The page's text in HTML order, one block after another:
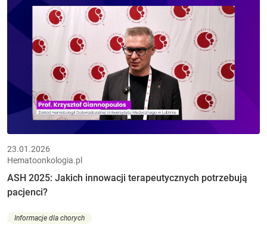
23.01.2026
Hematoonkologia.pl
ASH 2025: Jakich innowacji terapeutycznych potrzebują
pacjenci?
Informacje dla chorych